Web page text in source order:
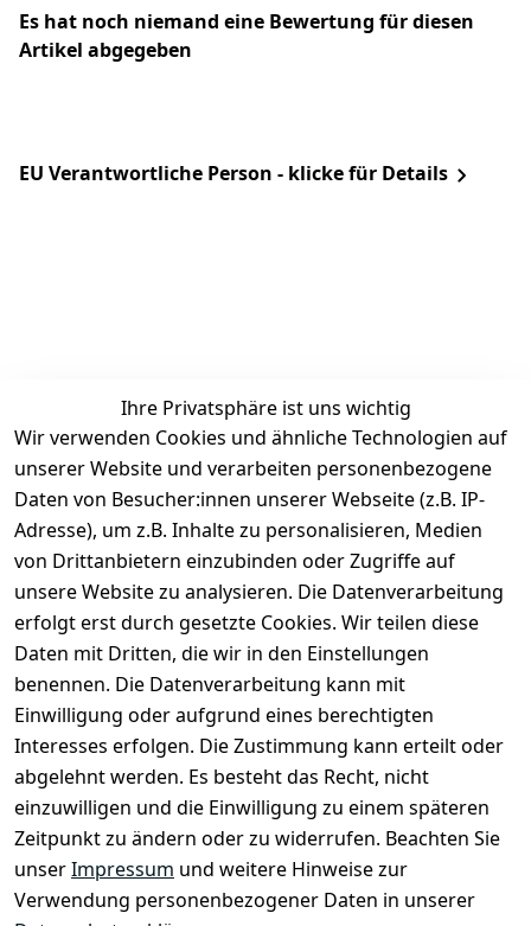
Es hat noch niemand eine Bewertung für diesen
Artikel abgegeben
EU Verantwortliche Person - klicke für Details
Ihre Privatsphäre ist uns wichtig
Wir verwenden Cookies und ähnliche Technologien auf
unserer Website und verarbeiten personenbezogene
Daten von Besucher:innen unserer Webseite (z.B. IP-
Adresse), um z.B. Inhalte zu personalisieren, Medien
von Drittanbietern einzubinden oder Zugriffe auf
unsere Website zu analysieren. Die Datenverarbeitung
erfolgt erst durch gesetzte Cookies. Wir teilen diese
Daten mit Dritten, die wir in den Einstellungen
benennen. Die Datenverarbeitung kann mit
Einwilligung oder aufgrund eines berechtigten
Interesses erfolgen. Die Zustimmung kann erteilt oder
abgelehnt werden. Es besteht das Recht, nicht
einzuwilligen und die Einwilligung zu einem späteren
Zeitpunkt zu ändern oder zu widerrufen. Beachten Sie
unserImpressum und weitere Hinweise zur
Verwendung personenbezogener Daten in unserer
Rechtliches
AGB
Impressum
Datenschutze
rklärung
Widerrufsrec
ht
Services
Kontakt
Kundenservic
e
Zahlung &
Versand
Batteriegeset
z
Newsletter
Unsere
Partner
FAQ
Zahlung &
Versand
Kontakt
+49
Mail:
info@select
Unter den
Weingärten 42
63546
Hammersbach
selected-lights
selected-